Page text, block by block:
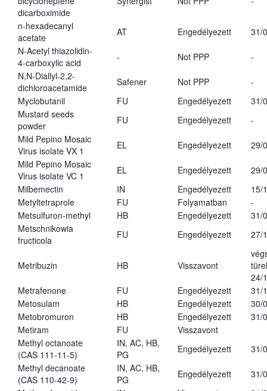
dicarboximide
n-hexadecanyl
acetate
AT Engedélyezett
31/
N-Acetyl thiazolidin-
4-carboxylic acid
- Not PPP
-
N,N-Diallyl-2,2-
dichloroacetamide
Safener Not PPP
-
Myclobutanil
FU Engedélyezett
31/
Mustard seeds
powder
FU Engedélyezett
-
Mild Pepino Mosaic
Virus isolate VX 1
EL Engedélyezett
29/
Mild Pepino Mosaic
Virus isolate VC 1
EL Engedélyezett
29/
Milbemectin
IN Engedélyezett
15/
Metyltetraprole
FU Folyamatban
-
Metsulfuron-methyl
HB Engedélyezett
31/
Metschnikowia
fructicola
FU Engedélyezett 27/
Metribuzin HB Visszavont
24/
Metrafenone
FU Engedélyezett
31/
Metosulam
HB Engedélyezett
30/
Metobromuron
HB Engedélyezett
31/
Metiram
FU
Visszavont
Methyl octanoate
(CAS 111-11-5)
IN, AC, HB,
PG
Engedélyezett
31/
Methyl decanoate
(CAS 110-42-9)
IN, AC, HB,
PG
Engedélyezett
31/